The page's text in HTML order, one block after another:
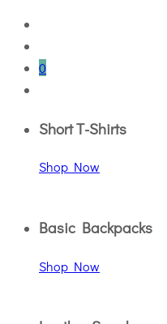
0
Short T-Shirts
Shop Now
Basic Backpacks
Shop Now